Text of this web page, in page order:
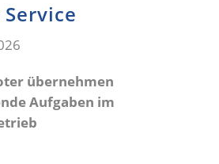
übernehmen
Aufgaben im